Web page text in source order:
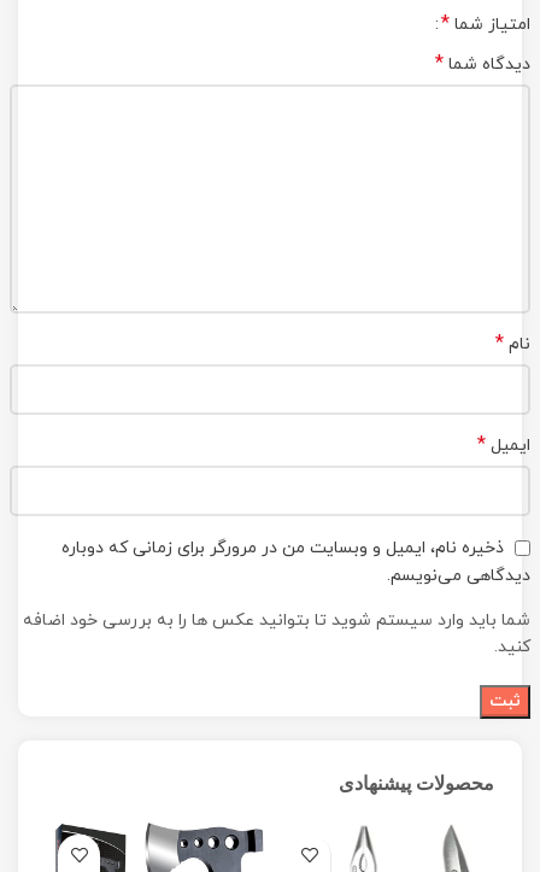
امتیاز شما *
دیدگاه شما *
نام *
ایمیل *
ذخیره نام، ایمیل و وبسایت من در مرورگر برای زمانی که دوباره
دیدگاهی می‌نویسم.
شما باید وارد سیستم شوید تا بتوانید عکس ها را به بررسی خود اضافه
کنید.
محصولات پیشنهادی